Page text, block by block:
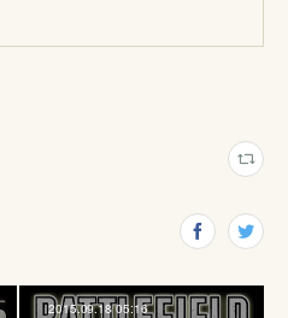
2015.09.18 05:16